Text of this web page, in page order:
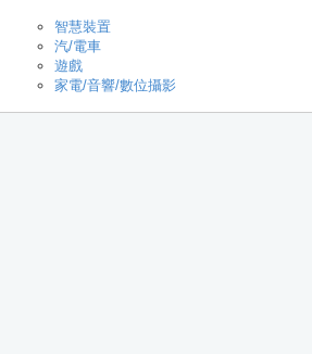
智慧裝置
汽/電車
遊戲
家電/音響/數位攝影